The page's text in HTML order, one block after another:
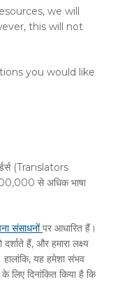
we will
this will not
you would like
(Translators
से अधिक भाषा
संसाधनोंपर आधारित हैं।
हैं, और हमारा लक्ष्य
यह हमेशा संभव
लिए दिनांकित किया है कि